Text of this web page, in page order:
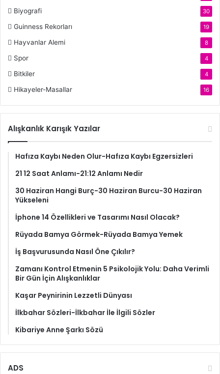
Biyografi 30
Guinness Rekorları 19
Hayvanlar Alemi 8
Spor 4
Bitkiler 4
Hikayeler-Masallar 16
Alışkanlık Karışık Yazılar
Hafıza Kaybı Neden Olur-Hafıza Kaybı Egzersizleri
21 12 Saat Anlamı-21:12 Anlamı Nedir
30 Haziran Hangi Burç-30 Haziran Burcu-30 Haziran
Yükseleni
İphone 14 Özellikleri ve Tasarımı Nasıl Olacak?
Rüyada Bamya Görmek-Rüyada Bamya Yemek
İş Başvurusunda Nasıl Öne Çıkılır?
Zamanı Kontrol Etmenin 5 Psikolojik Yolu: Daha Verimli
Bir Gün İçin Alışkanlıklar
Kaşar Peynirinin Lezzetli Dünyası
İlkbahar Sözleri-İlkbahar İle İlgili Sözler
Kibariye Anne Şarkı Sözü
ADS